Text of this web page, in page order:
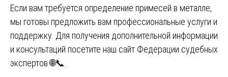
Если вам требуется определение примесей в металле,
мы готовы предложить вам профессиональные услуги и
поддержку. Для получения дополнительной информации
и консультаций посетите наш сайт Федерации судебных
экспертов🌐📞.